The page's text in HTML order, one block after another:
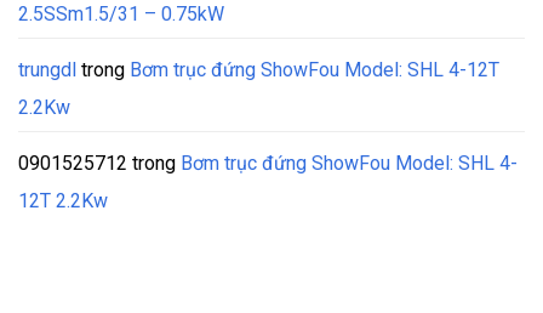
2.5SSm1.5/31 – 0.75kW
trungdl trong Bơm trục đứng ShowFou Model: SHL 4-12T
2.2Kw
0901525712 trong Bơm trục đứng ShowFou Model: SHL 4-
12T 2.2Kw